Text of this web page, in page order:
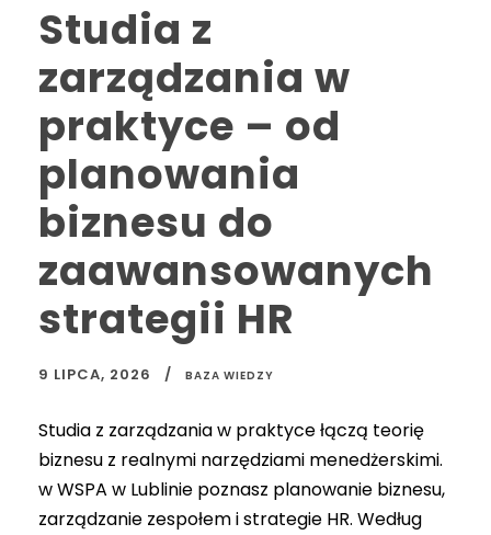
Studia z
zarządzania w
praktyce – od
planowania
biznesu do
zaawansowanych
strategii HR
9 LIPCA, 2026 BAZA WIEDZY
Studia z zarządzania w praktyce łączą teorię
biznesu z realnymi narzędziami menedżerskimi.
w WSPA w Lublinie poznasz planowanie biznesu,
zarządzanie zespołem i strategie HR. Według